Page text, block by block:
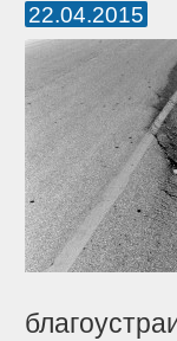
22.04.2015